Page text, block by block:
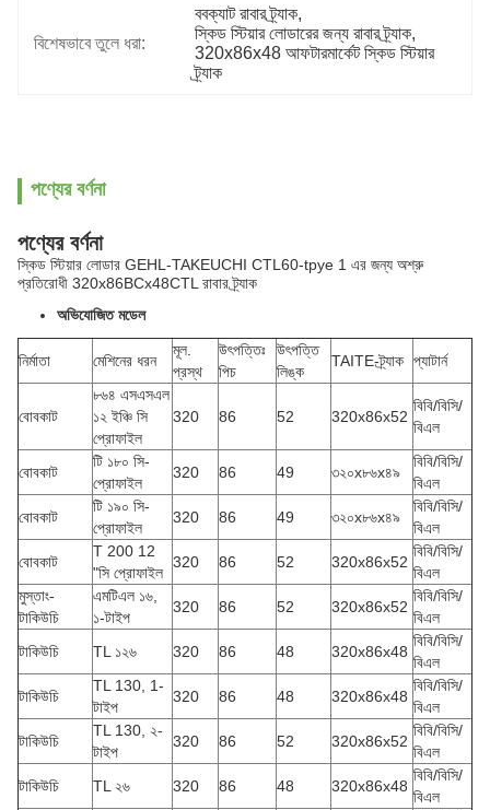
বিশেষভাবে তুলে ধরা:
ববক্যাট রাবার ট্র্যাক,
স্কিড স্টিয়ার লোডারের জন্য রাবার ট্র্যাক,
320x86x48 আফটারমার্কেট স্কিড স্টিয়ার
ট্র্যাক
পণ্যের বর্ণনা
পণ্যের বর্ণনা
স্কিড স্টিয়ার লোডার GEHL-TAKEUCHI CTL60-tpye 1 এর জন্য অশ্রু
প্রতিরোধী 320x86BCx48CTL রাবার ট্র্যাক
অভিযোজিত মডেল
নির্মাতা মেশিনের ধরন
মূল.
প্রস্থ
উৎপত্তিঃ
পিচ
উৎপত্তি
লিঙ্ক
TAITE-ট্র্যাক প্যাটার্ন
বোবকাট
৮৬৪ এসএসএল
১২ ইঞ্চি সি
প্রোফাইল
320 86 52 320x86x52
বিবি/বিসি/
বিএল
বোবকাট
টি ১৮০ সি-
প্রোফাইল
320 86 49 ৩২০x৮৬x৪৯
বিবি/বিসি/
বিএল
বোবকাট
টি ১৯০ সি-
প্রোফাইল
320 86 49 ৩২০x৮৬x৪৯
বিবি/বিসি/
বিএল
বোবকাট
T 200 12
"সি প্রোফাইল
320 86 52 320x86x52
বিবি/বিসি/
বিএল
মুস্তাং-
টাকিউচি
এমটিএল ১৬,
১-টাইপ
320 86 52 320x86x52
বিবি/বিসি/
বিএল
টাকিউচি
TL ১২৬ 320 86 48 320x86x48
বিবি/বিসি/
বিএল
টাকিউচি
TL 130, 1-
টাইপ
320 86 48 320x86x48
বিবি/বিসি/
বিএল
টাকিউচি
TL 130, ২-
টাইপ
320 86 52 320x86x52
বিবি/বিসি/
বিএল
টাকিউচি
TL ২৬ 320 86 48 320x86x48
বিবি/বিসি/
বিএল